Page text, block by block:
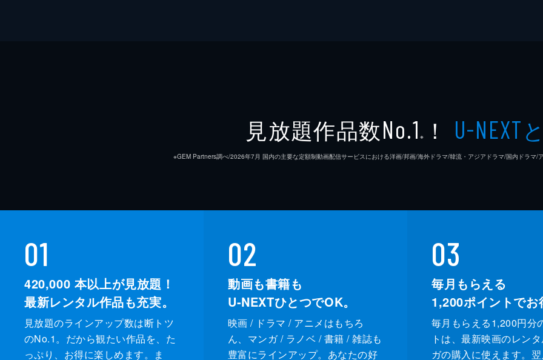
見放題作品数No.1 ※ ！ U-NEXT
※GEM Partners調べ/2026年7⽉ 国内の主要な定額制動画配信サービスにおける洋画/邦画/海外ドラマ/韓流・アジアドラマ/国内ドラマ/
01
420,000 本以上が見放題！
最新レンタル作品も充実。
見放題のラインアップ数は断トツ
のNo.1。だから観たい作品を、た
っぷり、お得に楽しめます。ま
02
動画も書籍も
U-NEXTひとつでOK。
映画 / ドラマ / アニメはもちろ
ん、マンガ / ラノベ / 書籍 / 雑誌も
豊富にラインアップ。あなたの好
03
毎月もらえる
1,200ポイントでお
毎月もらえる1,200円分
トは、最新映画のレン
ガの購入に使えます。